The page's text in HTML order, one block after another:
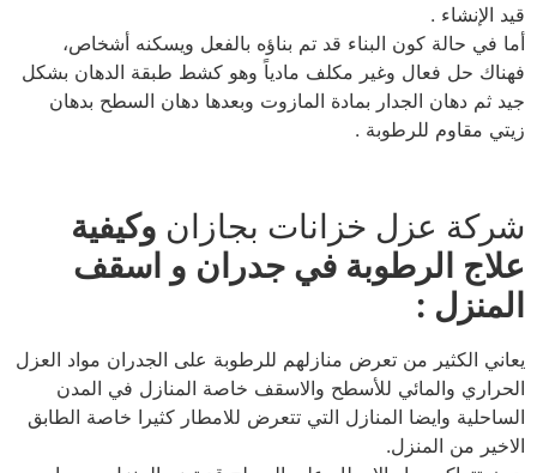
قيد الإنشاء .
أما في حالة كون البناء قد تم بناؤه بالفعل ويسكنه أشخاص،
فهناك حل فعال وغير مكلف مادياً وهو كشط طبقة الدهان بشكل
جيد ثم دهان الجدار بمادة المازوت وبعدها دهان السطح بدهان
زيتي مقاوم للرطوبة .
شركة عزل خزانات بجازان وكيفية
علاج الرطوبة في جدران و اسقف
المنزل :
يعاني الكثير من تعرض منازلهم للرطوبة على الجدران مواد العزل
الحراري والمائي للأسطح والاسقف خاصة المنازل في المدن
الساحلية وايضا المنازل التي تتعرض للامطار كثيرا خاصة الطابق
الاخير من المنزل.